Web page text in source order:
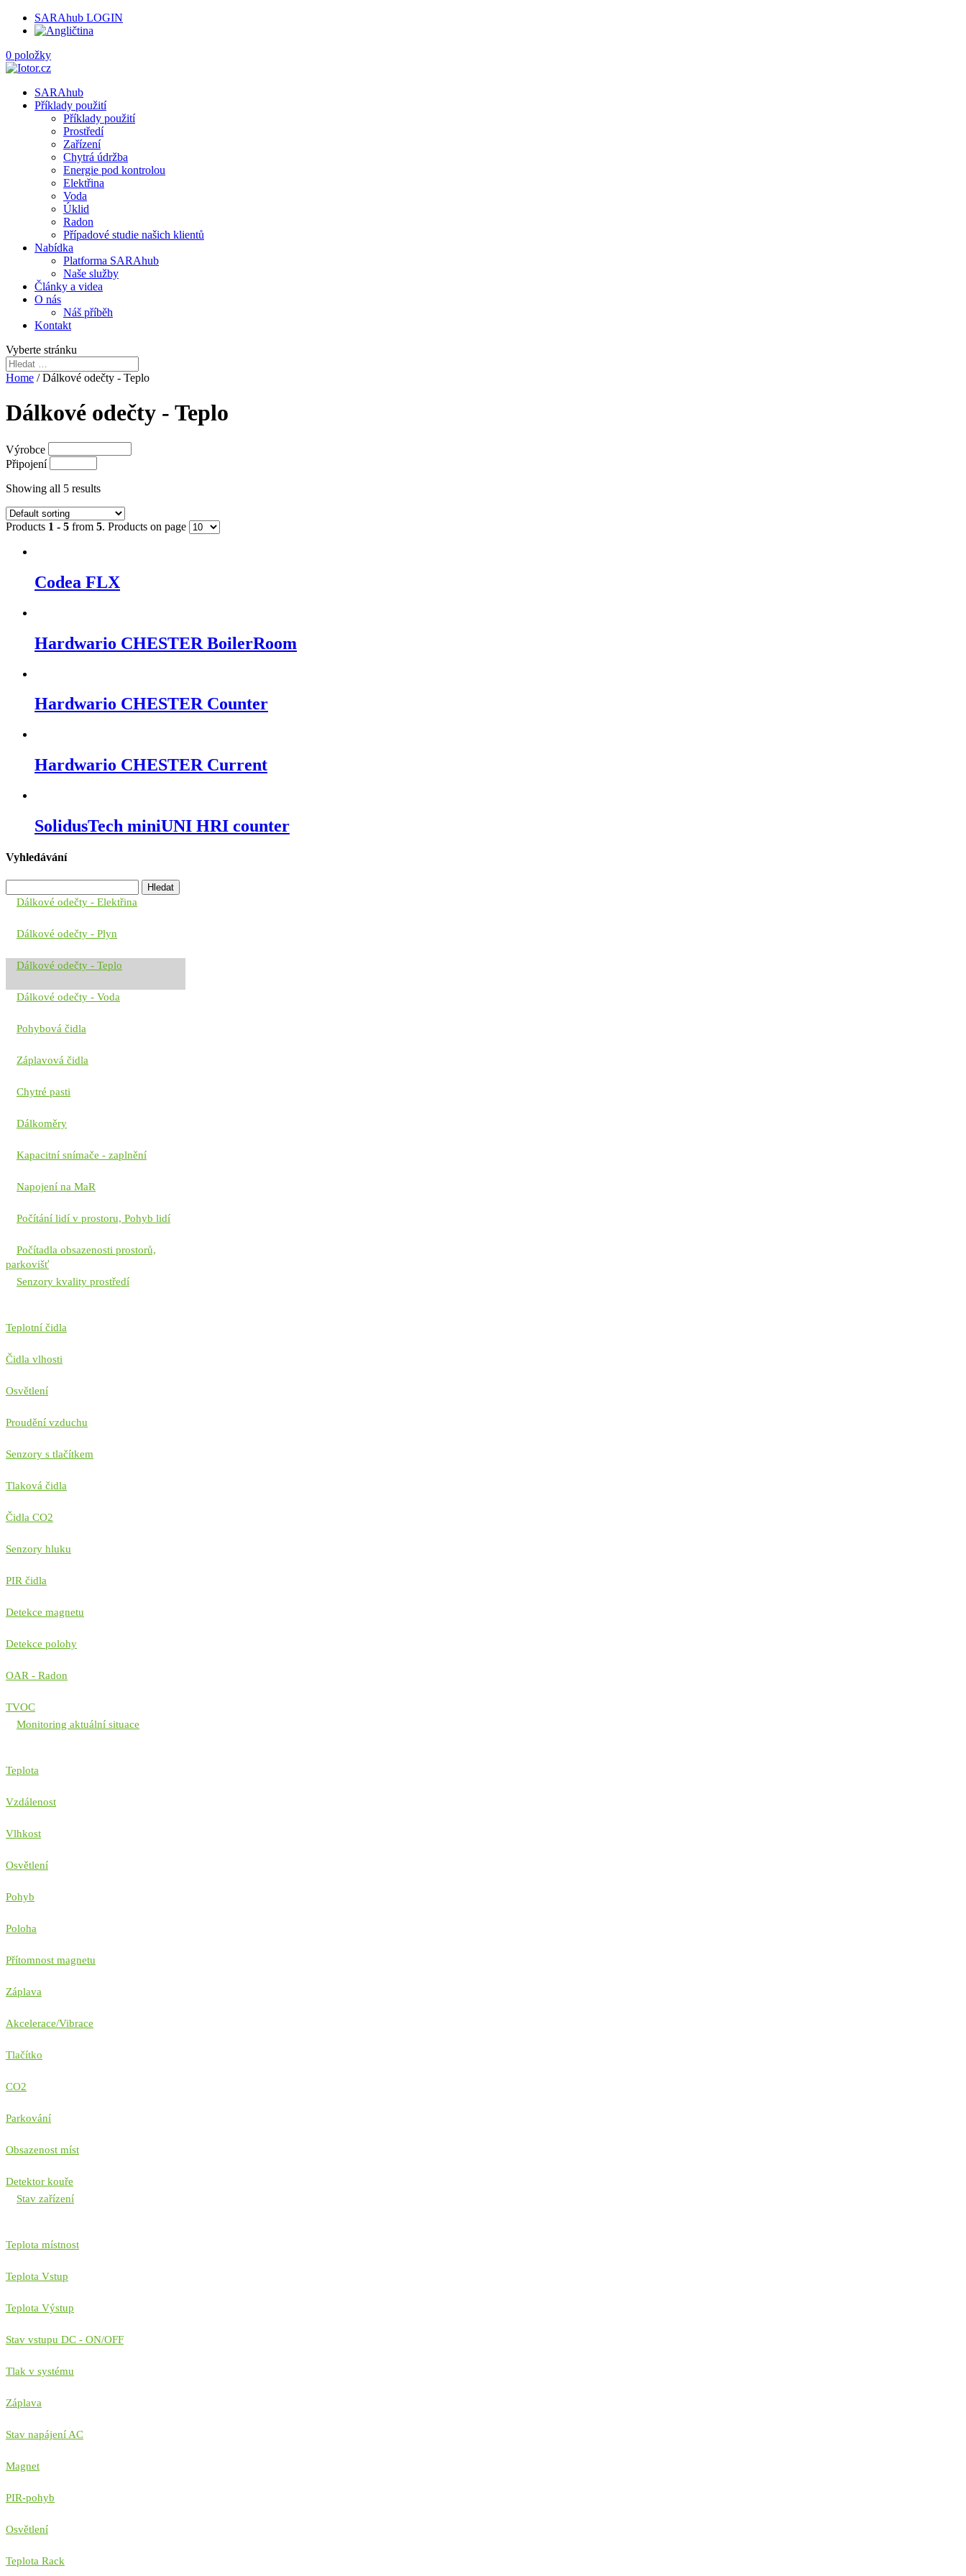
SARAhub LOGIN
0 položky
SARAhub
Příklady použití
Příklady použití
Prostředí
Zařízení
Chytrá údržba
Energie pod kontrolou
Elektřina
Voda
Úklid
Radon
Případové studie našich klientů
Nabídka
Platforma SARAhub
Naše služby
Články a videa
O nás
Náš příběh
Kontakt
Vyberte stránku
Home / Dálkové odečty - Teplo
Dálkové odečty - Teplo
Výrobce
Připojení
Showing all 5 results
Products 1 - 5 from 5. Products on page
Codea FLX
Hardwario CHESTER BoilerRoom
Hardwario CHESTER Counter
Hardwario CHESTER Current
SolidusTech miniUNI HRI counter
Vyhledávání
Dálkové odečty - Elektřina
Dálkové odečty - Plyn
Dálkové odečty - Teplo
Dálkové odečty - Voda
Pohybová čidla
Záplavová čidla
Chytré pasti
Dálkoměry
Kapacitní snímače - zaplnění
Napojení na MaR
Počítání lidí v prostoru, Pohyb lidí
Počítadla obsazenosti prostorů,
parkovišť
Senzory kvality prostředí
Teplotní čidla
Čidla vlhosti
Osvětlení
Proudění vzduchu
Senzory s tlačítkem
Tlaková čidla
Čidla CO2
Senzory hluku
PIR čidla
Detekce magnetu
Detekce polohy
OAR - Radon
TVOC
Monitoring aktuální situace
Teplota
Vzdálenost
Vlhkost
Osvětlení
Pohyb
Poloha
Přítomnost magnetu
Záplava
Akcelerace/Vibrace
Tlačítko
CO2
Parkování
Obsazenost míst
Detektor kouře
Stav zařízení
Teplota místnost
Teplota Vstup
Teplota Výstup
Stav vstupu DC - ON/OFF
Tlak v systému
Záplava
Stav napájení AC
Magnet
PIR-pohyb
Osvětlení
Teplota Rack